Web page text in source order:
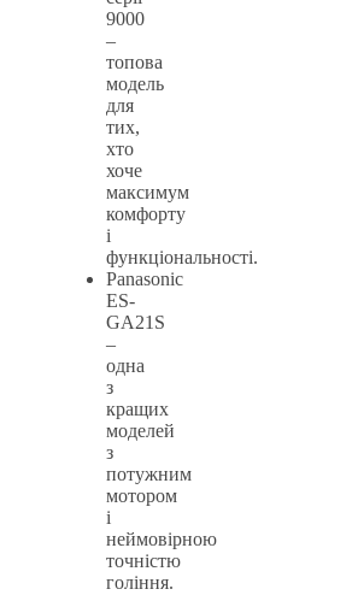
9000
–
топова
модель
для
тих,
хто
хоче
максимум
комфорту
і
функціональності.
Panasonic
ES-
GA21S
–
одна
з
кращих
моделей
з
потужним
мотором
і
неймовірною
точністю
гоління.